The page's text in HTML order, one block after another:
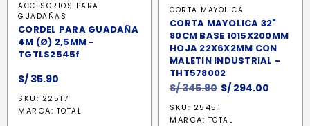
ACCESORIOS PARA
GUADAÑAS
CORDEL PARA GUADAÑA
4M (Ø) 2,5MM -
TGTLS2545f
S/ 35.90
SKU: 22517
MARCA: TOTAL
CORTA MAYOLICA
CORTA MAYOLICA 32"
80CM BASE 1015X200MM
HOJA 22X6X2MM CON
MALETIN INDUSTRIAL -
THT578002
S/345.90 El
original
S/ 294.00
SKU: 25451
MARCA: TOTAL